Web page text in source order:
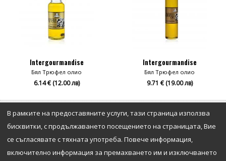
Intergourmandise
Бял Трюфел олио
6.14 € (12.00 лв)
Intergourmandise
Бял Трюфел олио
9.71 € (19.00 лв)
ИНФОРМАЦИЯ
В рамките на предоставяните услуги, тази страница използва
бисквитки, с продължаването посещението на страницата, Вие
се съгласявате с тяхната употреба. Повече информация,
включително информация за премахването им и изключването